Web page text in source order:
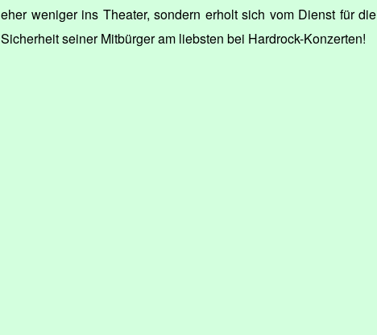
eher weniger ins Theater, sondern erholt sich vom Dienst für die
Sicherheit seiner Mitbürger am liebsten bei Hardrock-Konzerten!